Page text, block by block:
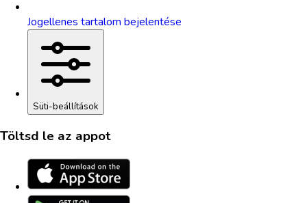
Jogellenes tartalom bejelentése
Süti-beállítások
Töltsd le az appot